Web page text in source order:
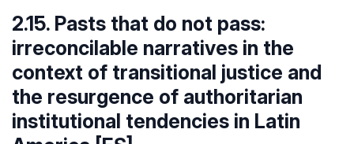
2.15. Pasts that do not pass:
irreconcilable narratives in the
context of transitional justice and
the resurgence of authoritarian
institutional tendencies in Latin